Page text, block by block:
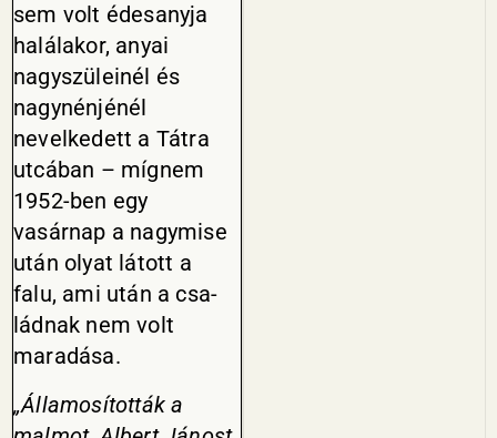
sem volt édes­anyja
halálakor, anyai
nagyszüle­inél és
nagynénjénél
nevelkedett a Tátra
utcában – mígnem
1952-ben egy
vasárnap a nagymise
után olyat látott a
falu, ami után a csa­
ládnak nem volt
maradása.
„Államosították a